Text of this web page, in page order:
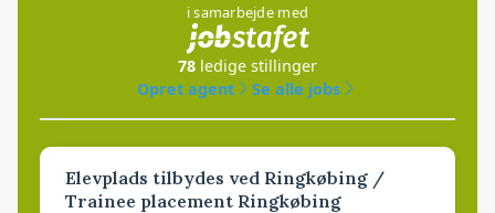
i samarbejde med
78 ledige stillinger
Opret agent
Se alle jobs
Elevplads tilbydes ved Ringkøbing /
Trainee placement Ringkøbing